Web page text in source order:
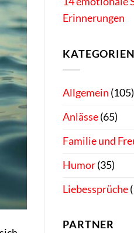
Erinnerungen
KATEGORIEN
Allgemein (105)
Anlässe(65)
Familie und
Humor(35)
Liebessprüche
PARTNER